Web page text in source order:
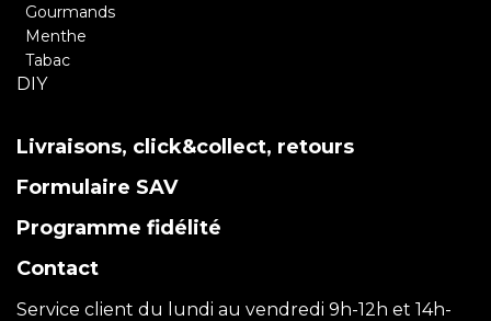
Gourmands
Menthe
Tabac
DIY
Livraisons, click&collect, retours
Formulaire SAV
Programme fidélité
Contact
Service client du lundi au vendredi 9h-12h et 14h-